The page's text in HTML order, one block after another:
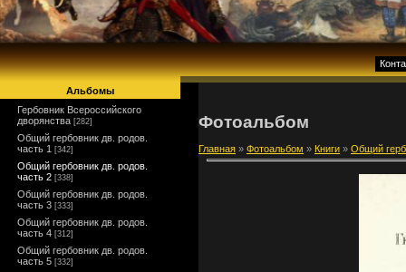
Альбомы
Гербовник Всероссийского
дворянства [282]
Общий гербовник дв. родов.
часть 1 [342]
Общий гербовник дв. родов.
часть 2 [338]
Общий гербовник дв. родов.
часть 3 [333]
Общий гербовник дв. родов.
часть 4 [312]
Общий гербовник дв. родов.
часть 5 [332]
Фотоальбом
Главная » Фотоальбом » Книги » Общий